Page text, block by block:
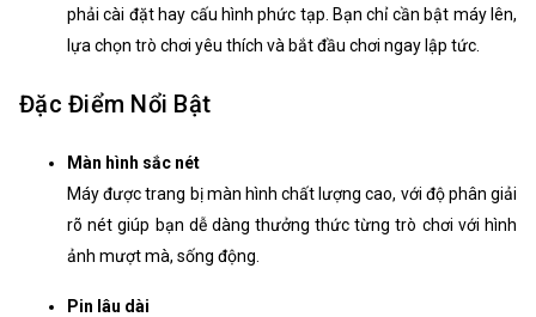
phải cài đặt hay cấu hình phức tạp. Bạn chỉ cần bật máy lên,
lựa chọn trò chơi yêu thích và bắt đầu chơi ngay lập tức.
Đặc Điểm Nổi Bật
Màn hình sắc nét
Máy được trang bị màn hình chất lượng cao, với độ phân giải
rõ nét giúp bạn dễ dàng thưởng thức từng trò chơi với hình
ảnh mượt mà, sống động.
Pin lâu dài